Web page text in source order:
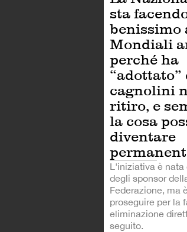
sta
benissimo
Mondiali
perché ha
“adottato”
cagnolini
ritiro, e
la cosa
diventare
L'iniziativa è nata
degli sponsor
Federazione, ma
proseguire per la
eliminazione
seguito.